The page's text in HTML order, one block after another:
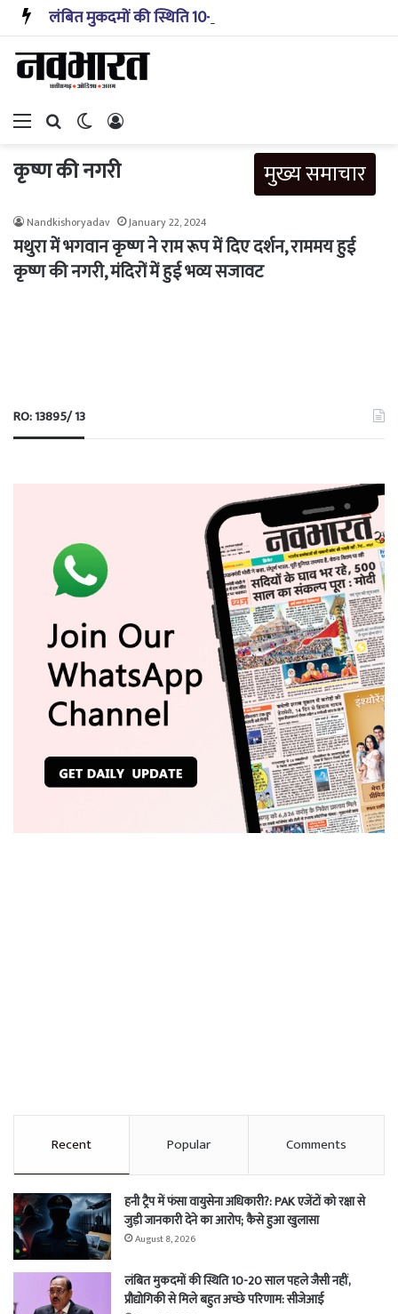
Menu Search forSwitch skin
कृष्ण की नगरी मुख्य समाचार
Nandkishoryadav January 22, 2024
मथुरा में भगवान कृष्ण ने राम रूप में दिए दर्शन, राममय हुई
कृष्ण की नगरी, मंदिरों में हुई भव्य सजावट
RO: 13895/ 13
Recent Popular Comments
हनी ट्रैप में फंसा वायुसेना अधिकारी?: PAK एजेंटों को रक्षा से
जुड़ी जानकारी देने का आरोप; कैसे हुआ खुलासा
August 8, 2026
लंबित मुकदमों की स्थिति 10-20 साल पहले जैसी नहीं,
प्रौद्योगिकी से मिले बहुत अच्छे परिणाम: सीजेआई